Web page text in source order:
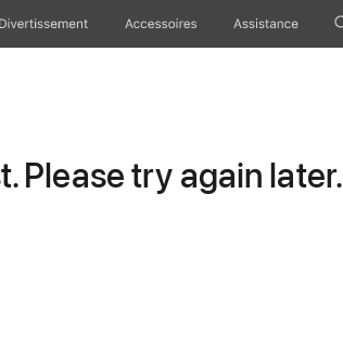
Divertissements Accessoires Assistance
Please try again later.